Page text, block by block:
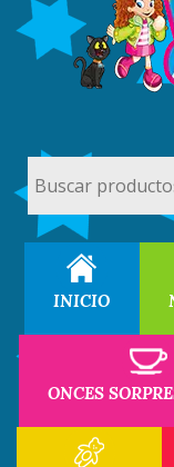
por:
INICIO
ONCES